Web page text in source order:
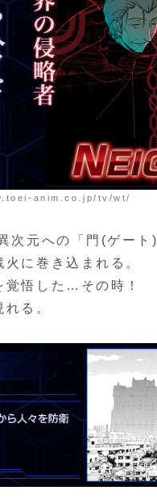
anim.co.jp/tv/wt/
次元への「門(ゲート
に巻き込まれる。
覚悟した…その時！
る。